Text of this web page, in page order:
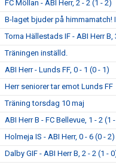
FC Möllan - ABI Herr, 2 - 2 (1 - 2)
B-laget bjuder på himmamatch!
Torna Hällestads IF - ABI Herr B,
Träningen inställd.
ABI Herr - Lunds FF, 0 - 1 (0 - 1)
Herr seniorer tar emot Lunds FF
Träning torsdag 10 maj
ABI Herr B - FC Bellevue, 1 - 2 (1
Holmeja IS - ABI Herr, 0 - 6 (0 - 2)
Dalby GIF - ABI Herr B, 2 - 2 (1 -